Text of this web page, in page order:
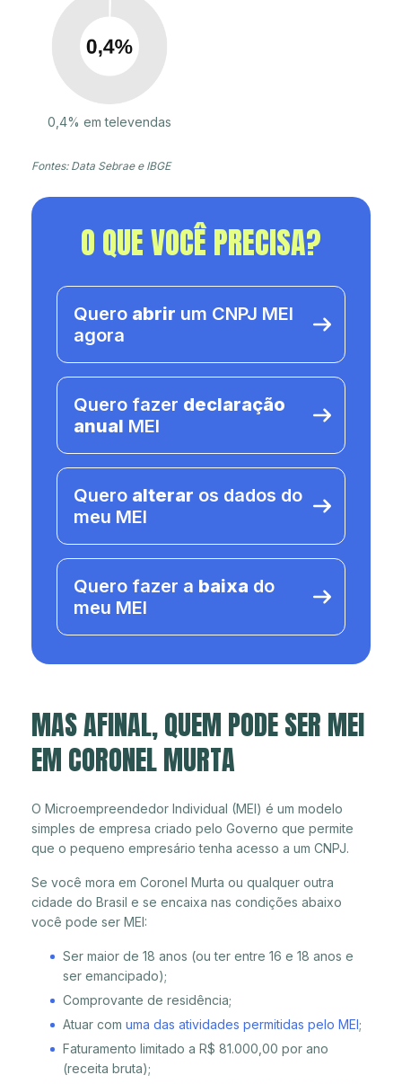
0,4% em televendas
Fontes: Data Sebrae e IBGE
O QUE VOCÊ PRECISA?
Quero abrir um CNPJ MEI
agora
Quero fazer declaração
anual MEI
Quero alterar os dados do
meu MEI
Quero fazer a baixa do
meu MEI
MAS AFINAL, QUEM PODE SER MEI
EM CORONEL MURTA
O Microempreendedor Individual (MEI) é um modelo
simples de empresa criado pelo Governo que permite
que o pequeno empresário tenha acesso a um CNPJ.
Se você mora em Coronel Murta ou qualquer outra
cidade do Brasil e se encaixa nas condições abaixo
você pode ser MEI:
Ser maior de 18 anos (ou ter entre 16 e 18 anos e
ser emancipado);
Comprovante de residência;
Atuar com uma das atividades permitidas pelo MEI;
Faturamento limitado a R$ 81.000,00 por ano
(receita bruta);